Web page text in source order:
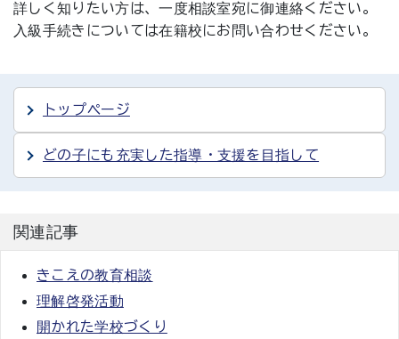
詳しく知りたい方は、一度相談室宛に御連絡ください。
入級手続きについては在籍校にお問い合わせください。
トップページ
どの子にも充実した指導・支援を目指して
関連記事
きこえの教育相談
理解啓発活動
開かれた学校づくり